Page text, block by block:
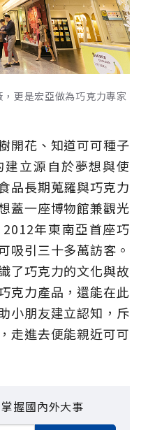
更是宏亞做為巧克力專家
開花、知道可可種子
立源自於夢想與使
品長期蒐羅與巧克力
蓋一座博物館兼觀光
年東南亞首座巧
吸引三十多萬訪客。
了巧克力的文化與故
克力產品，還能在此
小朋友建立認知，斥
走進去便能親近可可
握國內外大事